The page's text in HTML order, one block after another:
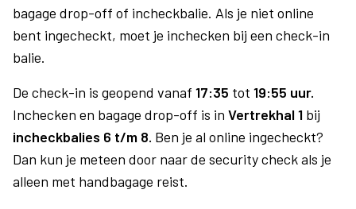
bagage drop-off of incheckbalie. Als je niet online
bent ingecheckt, moet je inchecken bij een check-in
balie.
De check-in is geopend vanaf 17:35 tot 19:55 uur.
Inchecken en bagage drop-off is in Vertrekhal 1 bij
incheckbalies 6 t/m 8. Ben je al online ingecheckt?
Dan kun je meteen door naar de security check als je
alleen met handbagage reist.